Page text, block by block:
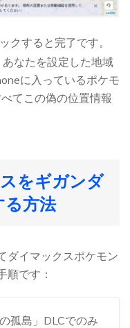
クすると完了です。
なたを設定した地域
に入っているポケモ
てこの偽の位置情報
をギガンダ
る方法
ダイマックスポケモン
順です：
孤島」DLCでのみ